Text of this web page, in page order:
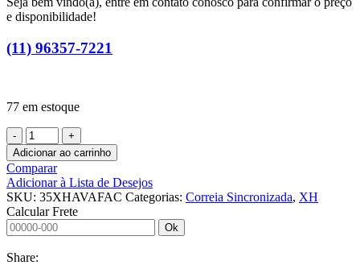
original
era:
atual
e disponibilidade!
(11) 96357-7221
77 em estoque
CORREIA
SINCRONIZADA
35
XH
AVAFAC
LL
S
quantidade
Adicionar ao carrinho
Comparar
Adicionar à Lista de Desejos
SKU: 35XHAVAFAC Categorias: Correia Sincronizada, XH
Calcular Frete
Ok
Share: